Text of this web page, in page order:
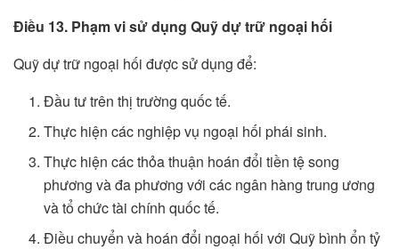
Điều 13. Phạm vi sử dụng Quỹ dự trữ ngoại hối
Quỹ dự trữ ngoại hối được sử dụng để:
Đầu tư trên thị trường quốc tế.
Thực hiện các nghiệp vụ ngoại hối phái sinh.
Thực hiện các thỏa thuận hoán đổi tiền tệ song
phương và đa phương với các ngân hàng trung ương
và tổ chức tài chính quốc tế.
Điều chuyển và hoán đổi ngoại hối với Quỹ bình ổn tỷ